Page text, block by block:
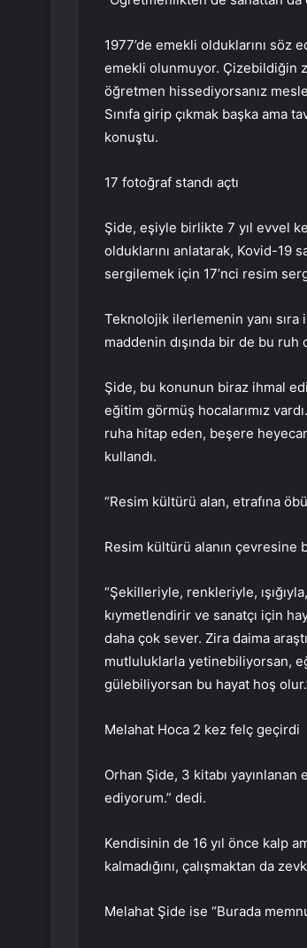
1977’de emekli olduklarını
emekli olunmuyor. Çizebildiğin
öğretmen hissediyorsanız
Sınıfa girip çıkmak başka ama
konuştu.
17 fotoğraf standı açtı
Şide, eşiyle birlikte 7 yıl evvel
olduklarını anlatarak, Kovid-19
sergilemek için 17’nci resim
Teknolojik ilerlemenin yanı
maddenin dışında bir de bu ruh
Şide, bu konunun biraz ihmal
eğitim görmüş hocalarımız
ruha hitap eden, beşere
kullandı.
“Resim kültürü alan, etrafına
Resim kültürü alanın çevresine
“Şekilleriyle, renkleriyle,
kıymetlendirir ve sanatçı için
daha çok sever. Zira daima
mutluluklarla yetinebiliyorsan,
gülebiliyorsan bu hayat hoş
Melahat Hoca 2 kez felç geçirdi
Orhan Şide, 3 kitabı
ediyorum.” dedi.
Kendisinin de 16 yıl önce kalp
kalmadığını, çalışmaktan da zevk
Melahat Şide ise “Burada